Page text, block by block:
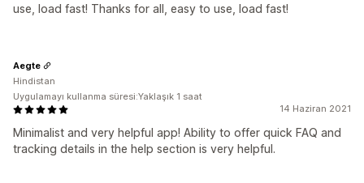
use, load fast! Thanks for all, easy to use, load fast!
14 Haziran 2021
Minimalist and very helpful app! Ability to offer quick FAQ and
tracking details in the help section is very helpful.
Aegte
Hindistan
Uygulamayı kullanma süresi:Yaklaşık 1 saat